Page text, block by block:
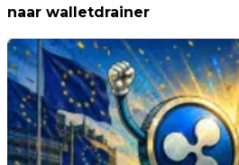
naar walletdrainer